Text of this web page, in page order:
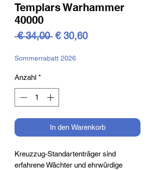
Templars Warhammer
40000
€ 34,00 Standardpreis
€ 30,60Sale-
Sommerrabatt 2026
Anzahl *
In den Warenkorb
Kreuzzug-Standartenträger sind
erfahrene Wächter und ehrwürdige